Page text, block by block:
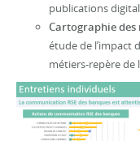
publications
Cartographie des
étude de l’impact
métiers-repère de